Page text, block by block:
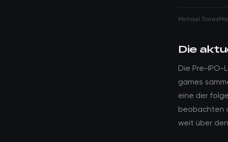
Michael Torres
Die
Die Pre-
games
eine der
beobachten
weit über